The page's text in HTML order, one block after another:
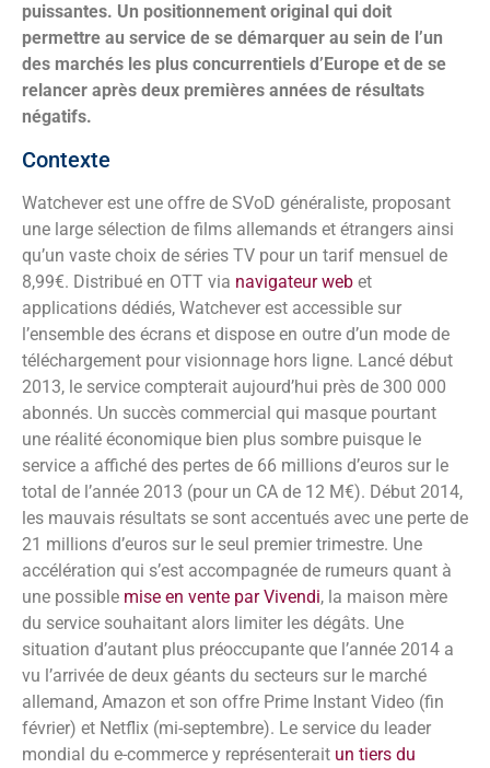
puissantes. Un positionnement original qui doit
permettre au service de se démarquer au sein de l’un
des marchés les plus concurrentiels d’Europe et de se
relancer après deux premières années de résultats
négatifs.
Contexte
Watchever est une offre de SVoD généraliste, proposant
une large sélection de films allemands et étrangers ainsi
qu’un vaste choix de séries TV pour un tarif mensuel de
8,99€. Distribué en OTT via navigateur web et
applications dédiés, Watchever est accessible sur
l’ensemble des écrans et dispose en outre d’un mode de
téléchargement pour visionnage hors ligne. Lancé début
2013, le service compterait aujourd’hui près de 300 000
abonnés. Un succès commercial qui masque pourtant
une réalité économique bien plus sombre puisque le
service a affiché des pertes de 66 millions d’euros sur le
total de l’année 2013 (pour un CA de 12 M€). Début 2014,
les mauvais résultats se sont accentués avec une perte de
21 millions d’euros sur le seul premier trimestre. Une
accélération qui s’est accompagnée de rumeurs quant à
une possible mise en vente par Vivendi, la maison mère
du service souhaitant alors limiter les dégâts. Une
situation d’autant plus préoccupante que l’année 2014 a
vu l’arrivée de deux géants du secteurs sur le marché
allemand, Amazon et son offre Prime Instant Video (fin
février) et Netflix (mi-septembre). Le service du leader
mondial du e-commerce y représenterait un tiers du